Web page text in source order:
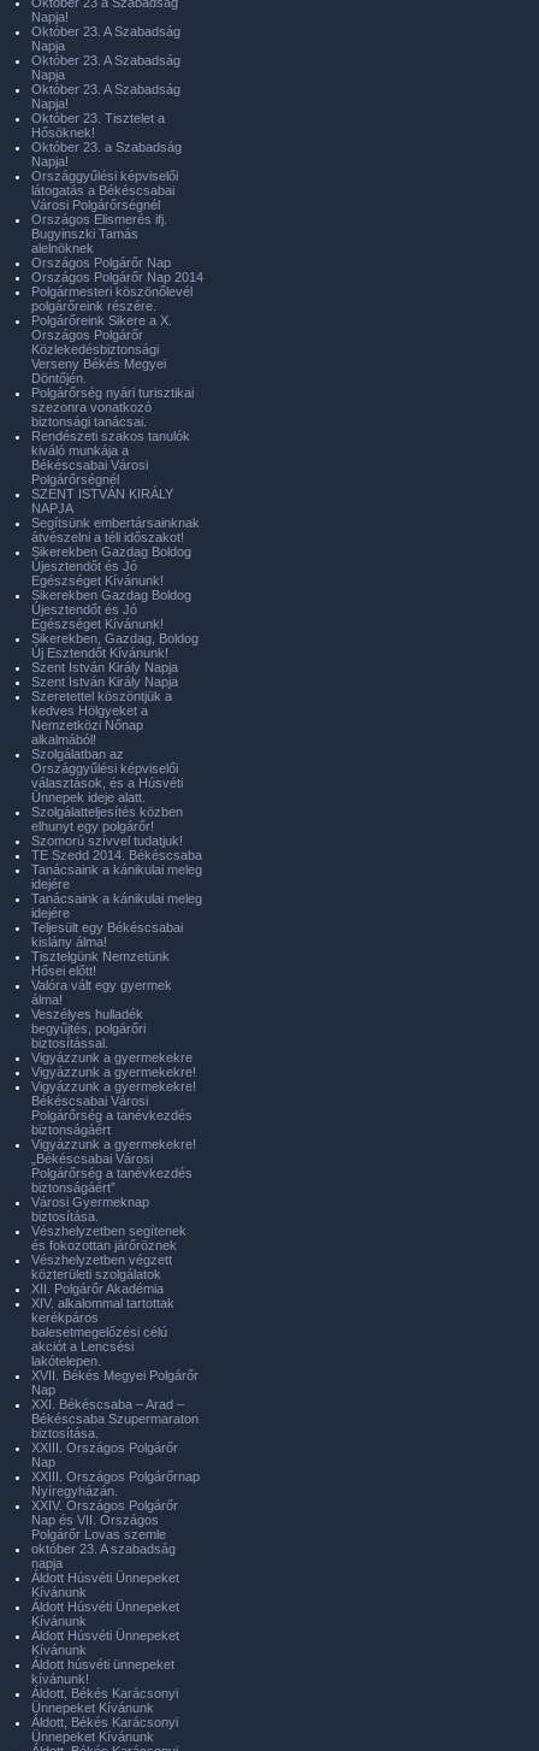
Napja!
Október 23. A Szabadság
Napja
Október 23. A Szabadság
Napja
Október 23. A Szabadság
Napja!
Október 23. Tisztelet a
Hősöknek!
Október 23. a Szabadság
Napja!
Országgyűlési képviselői
látogatás a Békéscsabai
Városi Polgárőrségnél
Országos Elismerés ifj.
Bugyinszki Tamás
alelnöknek
Országos Polgárőr Nap
Országos Polgárőr Nap 2014
Polgármesteri köszönőlevél
polgárőreink részére.
Polgárőreink Sikere a X.
Országos Polgárőr
Közlekedésbiztonsági
Verseny Békés Megyei
Döntőjén.
Polgárőrség nyári turisztikai
szezonra vonatkozó
biztonsági tanácsai.
Rendészeti szakos tanulók
kiváló munkája a
Békéscsabai Városi
Polgárőrségnél
SZENT ISTVÁN KIRÁLY
NAPJA
Segítsünk embertársainknak
átvészelni a téli időszakot!
Sikerekben Gazdag Boldog
Újesztendőt és Jó
Egészséget Kívánunk!
Sikerekben Gazdag Boldog
Újesztendőt és Jó
Egészséget Kívánunk!
Sikerekben, Gazdag, Boldog
Új Esztendőt Kívánunk!
Szent István Király Napja
Szent István Király Napja
Szeretettel köszöntjük a
kedves Hölgyeket a
Nemzetközi Nőnap
alkalmából!
Szolgálatban az
Országgyűlési képviselői
választások, és a Húsvéti
Ünnepek ideje alatt.
Szolgálatteljesítés közben
elhunyt egy polgárőr!
Szomorú szívvel tudatjuk!
TE Szedd 2014. Békéscsaba
Tanácsaink a kánikulai meleg
idejére
Tanácsaink a kánikulai meleg
idejére
Teljesült egy Békéscsabai
kislány álma!
Tisztelgünk Nemzetünk
Hősei előtt!
Valóra vált egy gyermek
álma!
Veszélyes hulladék
begyűjtés, polgárőri
biztosítással.
Vigyázzunk a gyermekekre
Vigyázzunk a gyermekekre!
Vigyázzunk a gyermekekre!
Békéscsabai Városi
Polgárőrség a tanévkezdés
biztonságáért
Vigyázzunk a gyermekekre!
„Békéscsabai Városi
Polgárőrség a tanévkezdés
biztonságáért”
Városi Gyermeknap
biztosítása.
Vészhelyzetben segítenek
és fokozottan járőröznek
Vészhelyzetben végzett
közterületi szolgálatok
XII. Polgárőr Akadémia
XIV. alkalommal tartottak
kerékpáros
balesetmegelőzési célú
akciót a Lencsési
lakótelepen.
XVII. Békés Megyei Polgárőr
Nap
XXI. Békéscsaba – Arad –
Békéscsaba Szupermaraton
biztosítása.
XXIII. Országos Polgárőr
Nap
XXIII. Országos Polgárőrnap
Nyíregyházán.
XXIV. Országos Polgárőr
Nap és VII. Országos
Polgárőr Lovas szemle
október 23. A szabadság
napja
Áldott Húsvéti Ünnepeket
Kívánunk
Áldott Húsvéti Ünnepeket
Kívánunk
Áldott Húsvéti Ünnepeket
Kívánunk
Áldott húsvéti ünnepeket
kívánunk!
Áldott, Békés Karácsonyi
Ünnepeket Kívánunk
Áldott, Békés Karácsonyi
Ünnepeket Kívánunk